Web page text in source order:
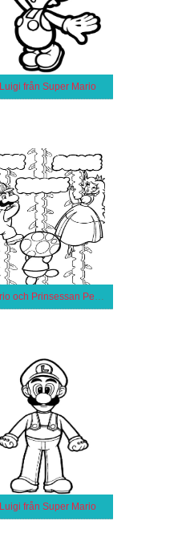
Luigi från Super Mario
Mario och Prinsessan Peach
Luigi från Super Mario